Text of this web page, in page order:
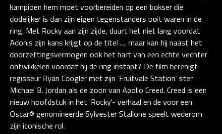
kampioen hem moet voorbereiden op een bokser die
dodelijker is dan zijn eigen tegenstanders ooit waren in de
ring. Met Rocky aan zijn zijde, duurt het niet lang voordat
Adonis zijn kans krijgt op de titel ..., maar kan hij naast het
doorzettingsvermogen ook het hart van een echte vechter
ontwikkelen voordat hij de ring instapt? De film herenigt
regisseur Ryan Coogler met zijn 'Fruitvale Station' ster
Michael B. Jordan als de zoon van Apollo Creed. Creed is een
nieuw hoofdstuk in het 'Rocky'- verhaal en de voor een
Oscar® genomineerde Sylvester Stallone speelt wederom
zijn iconische rol.